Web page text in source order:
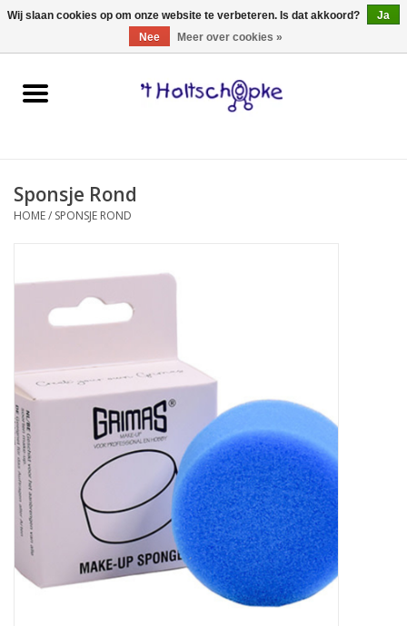
0 Artikelen - €0,00
Home
spellen
kinderkamer
eten & drinken
knuffels
boeken
Sponsje Rond
HOME/ SPONSJE ROND
Wij slaan cookies op om onze website te verbeteren. Is dat akkoord?
Ja
Nee
Meer over cookies »